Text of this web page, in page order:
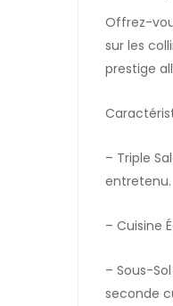
Offrez-
sur les
prestige
– Triple
entretenu.
– Cuisine
– Sous-
seconde